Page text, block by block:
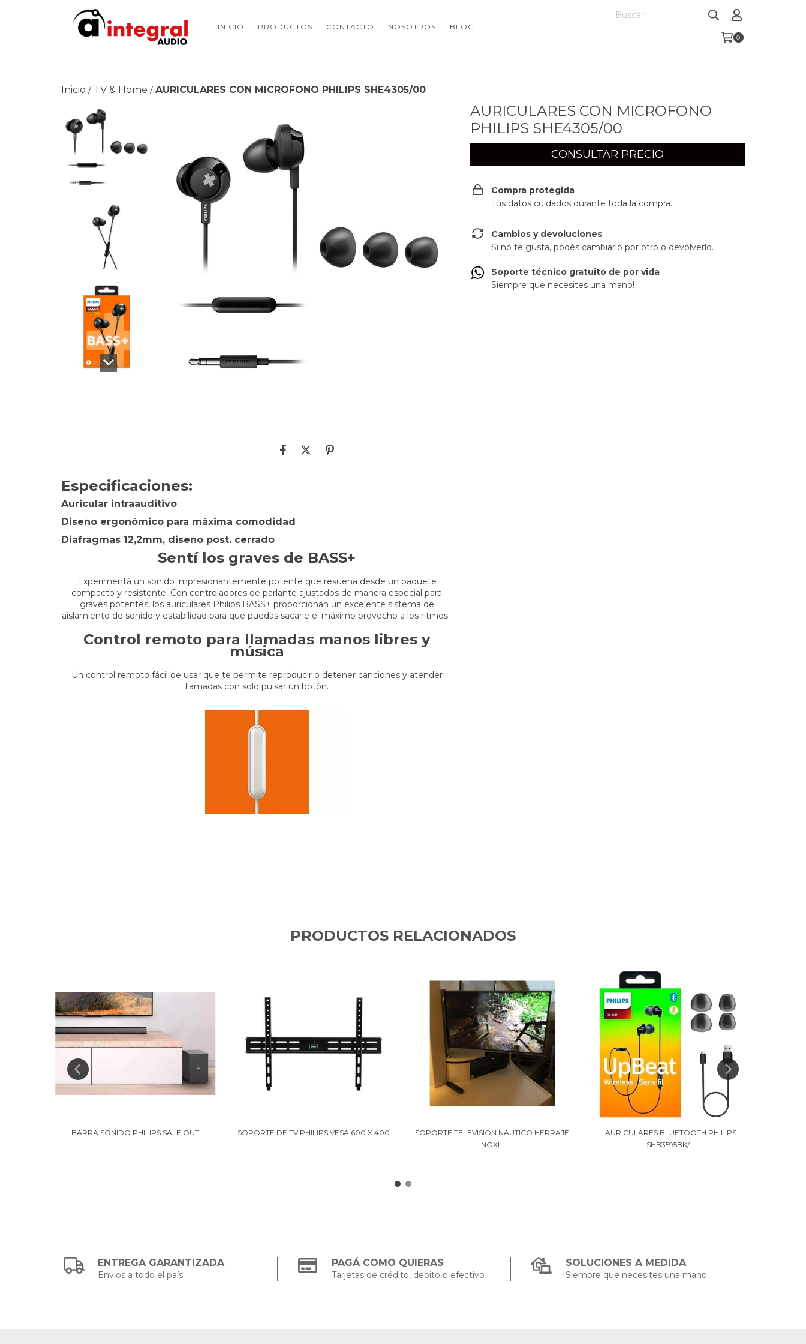
INICIO PRODUCTOS CONTACTO NOSOTROS BLOG
0
Inicio / TV & Home / AURICULARES CON MICROFONO PHILIPS SHE4305/00
Especificaciones:
Auricular intraauditivo
Diseño ergonómico para máxima comodidad
Diafragmas 12,2mm, diseño post. cerrado
Sentí los graves de BASS+
Experimentá un sonido impresionantemente potente que resuena desde un paquete
compacto y resistente. Con controladores de parlante ajustados de manera especial para
graves potentes, los auriculares Philips BASS+ proporcionan un excelente sistema de
aislamiento de sonido y estabilidad para que puedas sacarle el máximo provecho a los ritmos.
Control remoto para llamadas manos libres y
música
Un control remoto fácil de usar que te permite reproducir o detener canciones y atender
llamadas con solo pulsar un botón.
AURICULARES CON MICROFONO
PHILIPS SHE4305/00
Compra protegida
Tus datos cuidados durante toda la compra.
Cambios y devoluciones
Si no te gusta, podés cambiarlo por otro o devolverlo.
Soporte técnico gratuito de por vida
Siempre que necesites una mano!
PRODUCTOS RELACIONADOS
BARRA SONIDO PHILIPS SALE OUT SOPORTE DE TV PHILIPS VESA 600 X 400
SOPORTE TELEVISION NAUTICO HERRAJE
INOXI...
AURICULARES BLUETOOTH PHILIPS
SHB3595BK/...
ENTREGA GARANTIZADA
Envios a todo el país
PAGÁ COMO QUIERAS
Tarjetas de crédito, debito o efectivo
SOLUCIONES A MEDIDA
Siempre que necesites una mano